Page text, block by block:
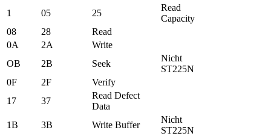
1
05 25
Read
Capacity
08
28
Read
0A
2A
Write
OB
2B Seek
Nicht
ST225N
0F
2F
Verify
17
37
Read Defect
Data
1B
3B Write Buffer
Nicht
ST225N